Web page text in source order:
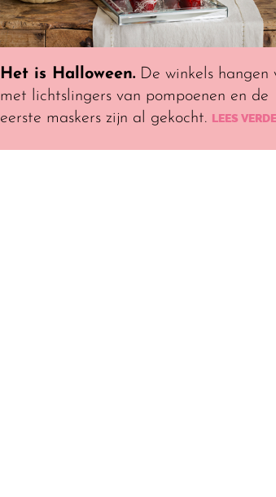
Het is Halloween. De winkels hangen
met lichtslingers van pompoenen en de
eerste maskers zijn al gekocht. LEES